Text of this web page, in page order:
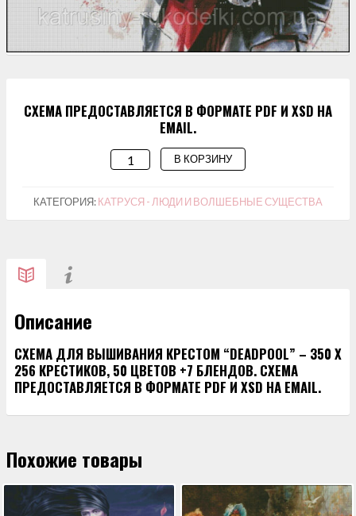
СХЕМА ПРЕДОСТАВЛЯЕТСЯ В ФОРМАТЕ PDF И XSD НА
EMAIL.
КОЛИЧЕСТВО
СХЕМА
ДЛЯ
В КОРЗИНУ
КАТЕГОРИЯ:КАТРУСЯ - ЛЮДИ И ВОЛШЕБНЫЕ СУЩЕСТВА
Описание
СХЕМА ДЛЯ ВЫШИВАНИЯ КРЕСТОМ “DEADPOOL” – 350 Х
256 КРЕСТИКОВ, 50 ЦВЕТОВ +7 БЛЕНДОВ. СХЕМА
ПРЕДОСТАВЛЯЕТСЯ В ФОРМАТЕ PDF И XSD НА EMAIL.
Похожие товары